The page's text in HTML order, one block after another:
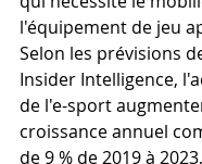
l'équipement de jeu
Selon les prévisions
Insider Intelligence,
de l'e-sport
croissance annuel
de 9 % de 2019 à